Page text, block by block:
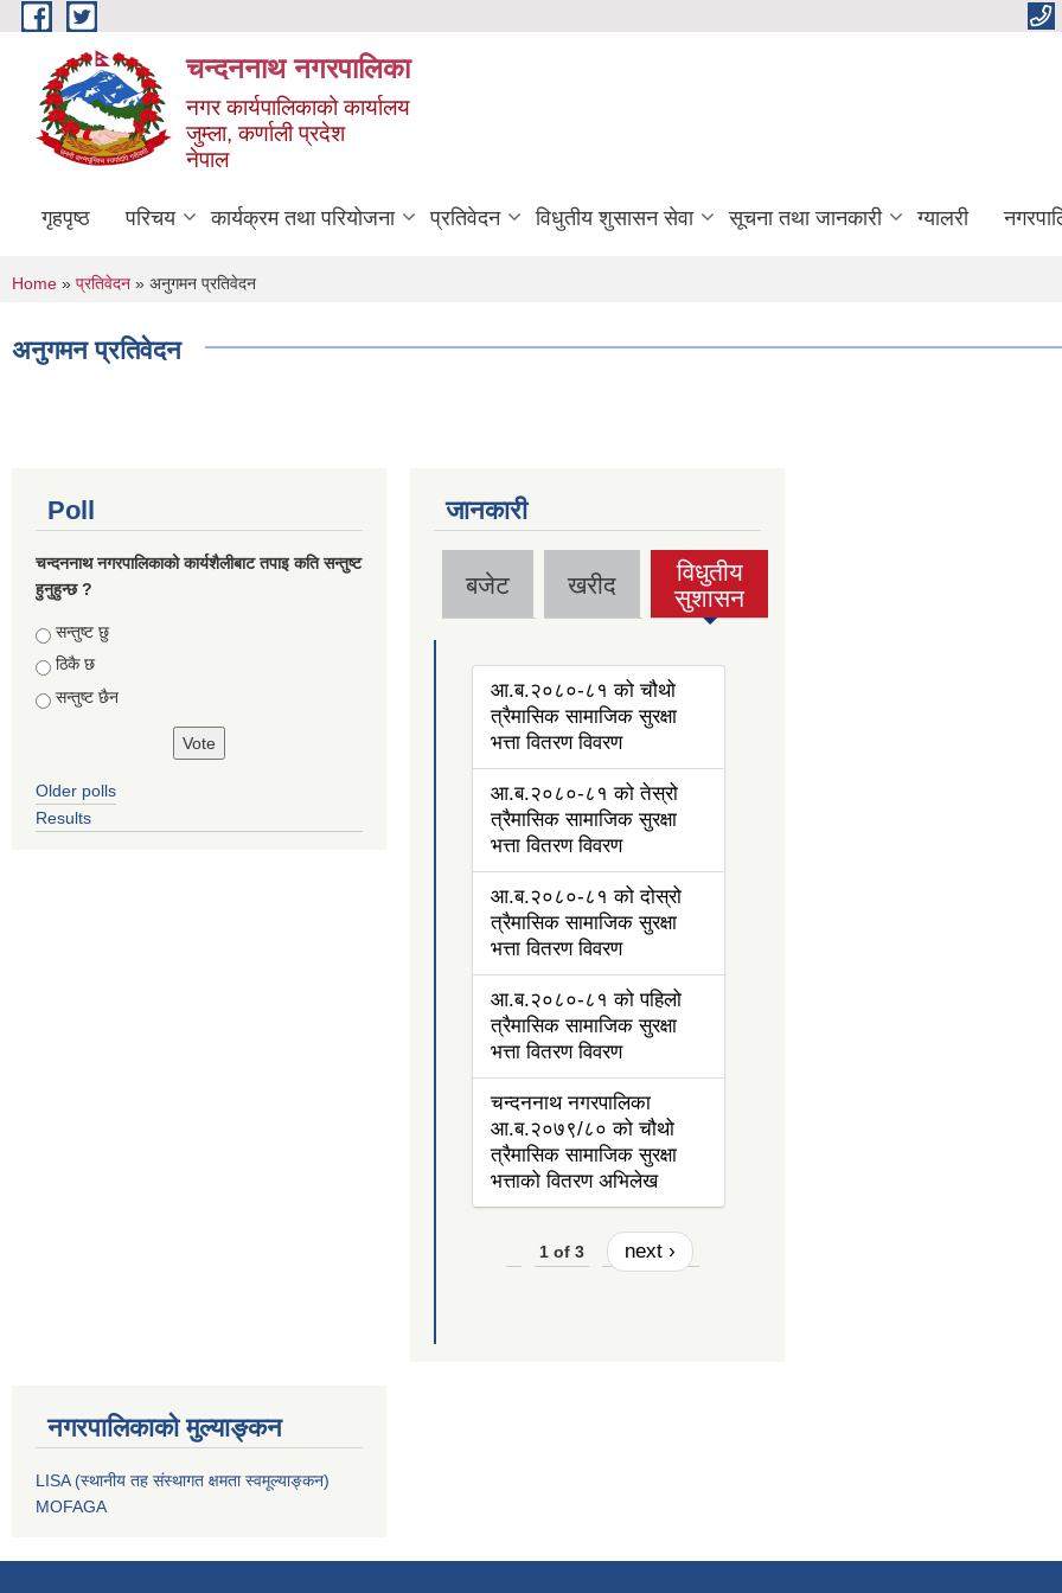
Skip to main content
चन्दननाथ नगरपालिका
नगर कार्यपालिकाको कार्यालय
जुम्ला, कर्णाली प्रदेश
नेपाल
गृहपृष्ठ परिचय कार्यक्रम तथा परियोजना प्रतिवेदन विधुतीय शुसासन सेवा सूचना तथा जानकारी ग्यालरी
You are here
Home » प्रतिवेदन » अनुगमन प्रतिवेदन
अनुगमन प्रतिवेदन
Poll
चन्दननाथ नगरपालिकाको कार्यशैलीबाट तपाइ कति सन्तुष्ट
हुनुहुन्छ ?
Choices
सन्तुष्ट छु
ठिकै छ
सन्तुष्ट छैन
Older polls
Results
जानकारी
बजेट खरीद
विधुतीय
सुशासन
(active
tab)
आ.ब.२०८०-८१ को चौथो
त्रैमासिक सामाजिक सुरक्षा
भत्ता वितरण विवरण
आ.ब.२०८०-८१ को तेस्रो
त्रैमासिक सामाजिक सुरक्षा
भत्ता वितरण विवरण
आ.ब.२०८०-८१ को दोस्रो
त्रैमासिक सामाजिक सुरक्षा
भत्ता वितरण विवरण
आ.ब.२०८०-८१ को पहिलो
त्रैमासिक सामाजिक सुरक्षा
भत्ता वितरण विवरण
चन्दननाथ नगरपालिका
आ.ब.२०७९/८० को चौथो
त्रैमासिक सामाजिक सुरक्षा
भत्ताको वितरण अभिलेख
1 of 3 next ›
नगरपालिकाको मुल्याङ्कन
LISA (स्थानीय तह संस्थागत क्षमता स्वमूल्याङ्कन)
MOFAGA